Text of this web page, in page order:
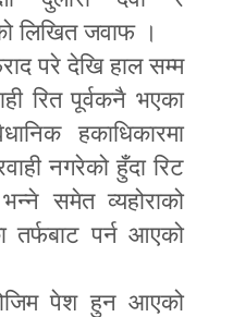
लिखित जवाफ ।
परे देखि हाल सम्म
रित पूर्वकनै भएका
हकाधिकारमा
नगरेको हुँदा रिट
समेत व्यहोराको
तर्फबाट पर्न आएको
पेश हुन आएको